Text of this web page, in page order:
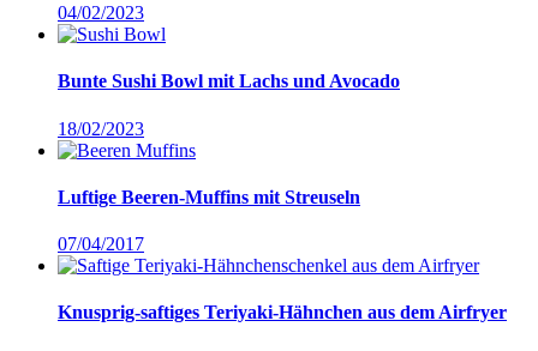
04/02/2023
Bunte Sushi Bowl mit Lachs und Avocado
18/02/2023
Luftige Beeren-Muffins mit Streuseln
07/04/2017
Knusprig-saftiges Teriyaki-Hähnchen aus dem Airfryer